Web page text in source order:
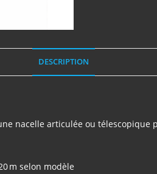
DESCRIPTION
nacelle articulée ou
m selon modèle